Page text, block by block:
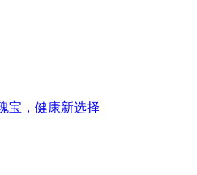
宝，健康新选择